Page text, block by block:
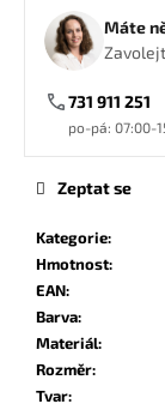
Máte
731 911 251
po-pá: 07:00-
Kategorie:
Hmotnost:
EAN:
Barva:
Materiál:
Rozměr:
Tvar:
Zeptat se
DŘEVĚNÉ
MÍCHATKO
14CM